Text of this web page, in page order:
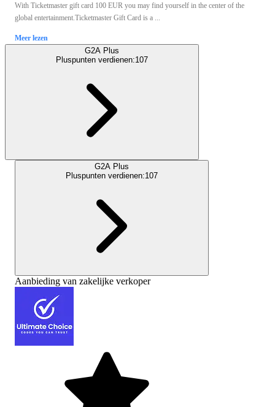
With Ticketmaster gift card 100 EUR you may find yourself in the center of the
global entertainment.Ticketmaster Gift Card is a ...
Meer lezen
G2A Plus
Pluspunten verdienen:107
G2A Plus
Pluspunten verdienen:107
Aanbieding van zakelijke verkoper